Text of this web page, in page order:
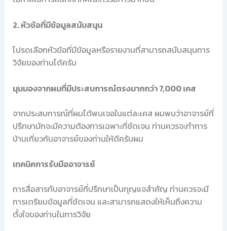
2. หัวข้อที่มีข้อมูลสนับสนุน
โปรดเลือกหัวข้อที่มีข้อมูลหรือรายงานที่สามารถสนับสนุนการ
วิจัยของท่านได้ครับ
มุมมองจากผมที่มีประสบการณ์ตรงมากกว่า 7,000 เคส
จากประสบการณ์ที่ผมได้พบเจอในแต่ละเคส ผมพบว่าอาจารย์ที่
ปรึกษามักจะมีความต้องการเฉพาะที่ชัดเจน ท่านควรจะทำการ
บ้านเกี่ยวกับอาจารย์ของท่านให้ดีครับผม
เทคนิคการรับมืออาจารย์
การสื่อสารกับอาจารย์ที่ปรึกษาเป็นกุญแจสำคัญ ท่านควรจะมี
การเตรียมข้อมูลที่ชัดเจน และสามารถแสดงให้เห็นถึงความ
ตั้งใจของท่านในการวิจัย